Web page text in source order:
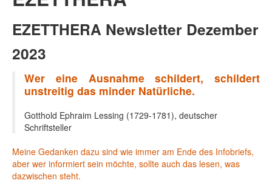
EZETTHERA Newsletter Dezember
2023
Wer eine Ausnahme schildert, schildert
unstreitig das minder Natürliche.
Gotthold Ephraim Lessing (1729-1781), deutscher
Schriftsteller
Meine Gedanken dazu sind wie immer am Ende des Infobriefs,
aber wer informiert sein möchte, sollte auch das lesen, was
dazwischen steht.